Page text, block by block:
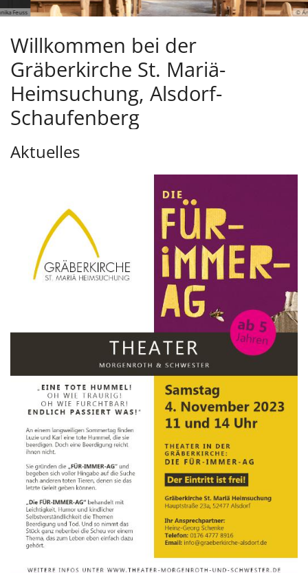
© Annika Feuss
Willkommen bei der
Gräberkirche St. Mariä-
Heimsuchung, Alsdorf-
Schaufenberg
Aktuelles